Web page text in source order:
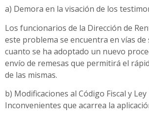
a) Demora en la visación de los
Los funcionarios de la Dirección de
este problema se encuentra en vías
cuanto se ha adoptado un nuevo
envío de remesas que permitirá el
de las mismas.
b) Modificaciones al Código Fiscal y
Inconvenientes que acarrea la